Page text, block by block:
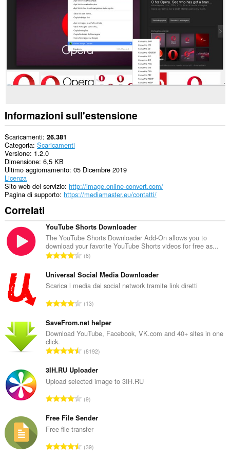
accedere
tue
attività
di
navigazione.
Informazioni sull'estensione
Scaricamenti 26.381
Categoria Scaricamenti
Versione 1.2.0
Dimensione 6,5 KB
Ultimo aggiornamento 05 Dicembre 2019
Licenza
Sito web del servizio http://image.online-convert.com/
Pagina di supporto https://mediamaster.eu/contatti/
Correlati
YouTube Shorts Downloader
The YouTube Shorts Downloader Add-On allows you to
download your favorite YouTube Shorts videos for free as...
N
m
e
o
o
t
a
e
d
g
u
d
z
8
Universal Social Media Downloader
Scarica i media dai social network tramite link diretti
N
m
e
o
o
t
a
e
d
g
13
SaveFrom.net helper
Download YouTube, Facebook, VK.com and 40+ sites in one
click.
N
m
e
o
o
t
a
8192
3IH.RU Uploader
Upload selected image to 3IH.RU
N
m
e
o
9
Free File Sender
Free file transfer
N39